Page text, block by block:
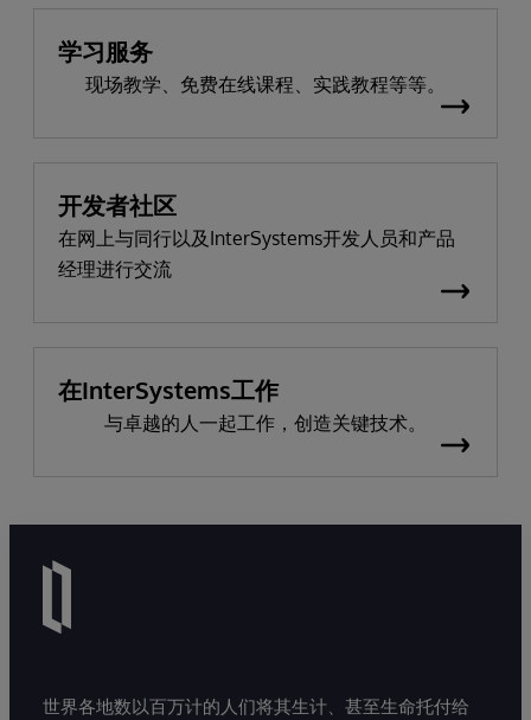
学习服务
现场教学、免费在线课程、实践教程等等。
开发者社区
在网上与同行以及InterSystems开发人员和产品
经理进行交流
在InterSystems工作
与卓越的人一起工作，创造关键技术。
世界各地数以百万计的人们将其生计、甚至生命托付给